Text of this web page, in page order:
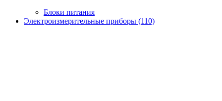
Блоки питания
Электроизмерительные приборы (110)